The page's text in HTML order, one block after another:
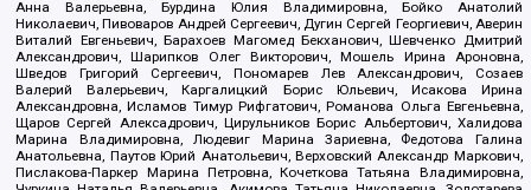
Анна Валерьевна, Бурдина Юлия Владимировна, Бойко Анатолий
Николаевич, Пивоваров Андрей Сергеевич, Дугин Сергей Георгиевич, Аверин
Виталий Евгеньевич, Барахоев Магомед Бекханович, Шевченко Дмитрий
Александрович, Шарипков Олег Викторович, Мошель Ирина Ароновна,
Шведов Григорий Сергеевич, Пономарев Лев Александрович, Созаев
Валерий Валерьевич, Каргалицкий Борис Юльевич, Исакова Ирина
Александровна, Исламов Тимур Рифгатович, Романова Ольга Евгеньевна,
Щаров Сергей Алексадрович, Цирульников Борис Альбертович, Халидова
Марина Владимировна, Людевиг Марина Зариевна, Федотова Галина
Анатольевна, Паутов Юрий Анатольевич, Верховский Александр Маркович,
Пислакова-Паркер Марина Петровна, Кочеткова Татьяна Владимировна,